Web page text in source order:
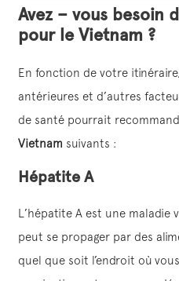
Avez – vous besoin
pour le Vietnam ?
En fonction de votre
antérieures et d’autres
de santé pourrait
Vietnam suivants :
Hépatite A
L’hépatite A est une maladie
peut se propager par des
quel que soit l’endroit où